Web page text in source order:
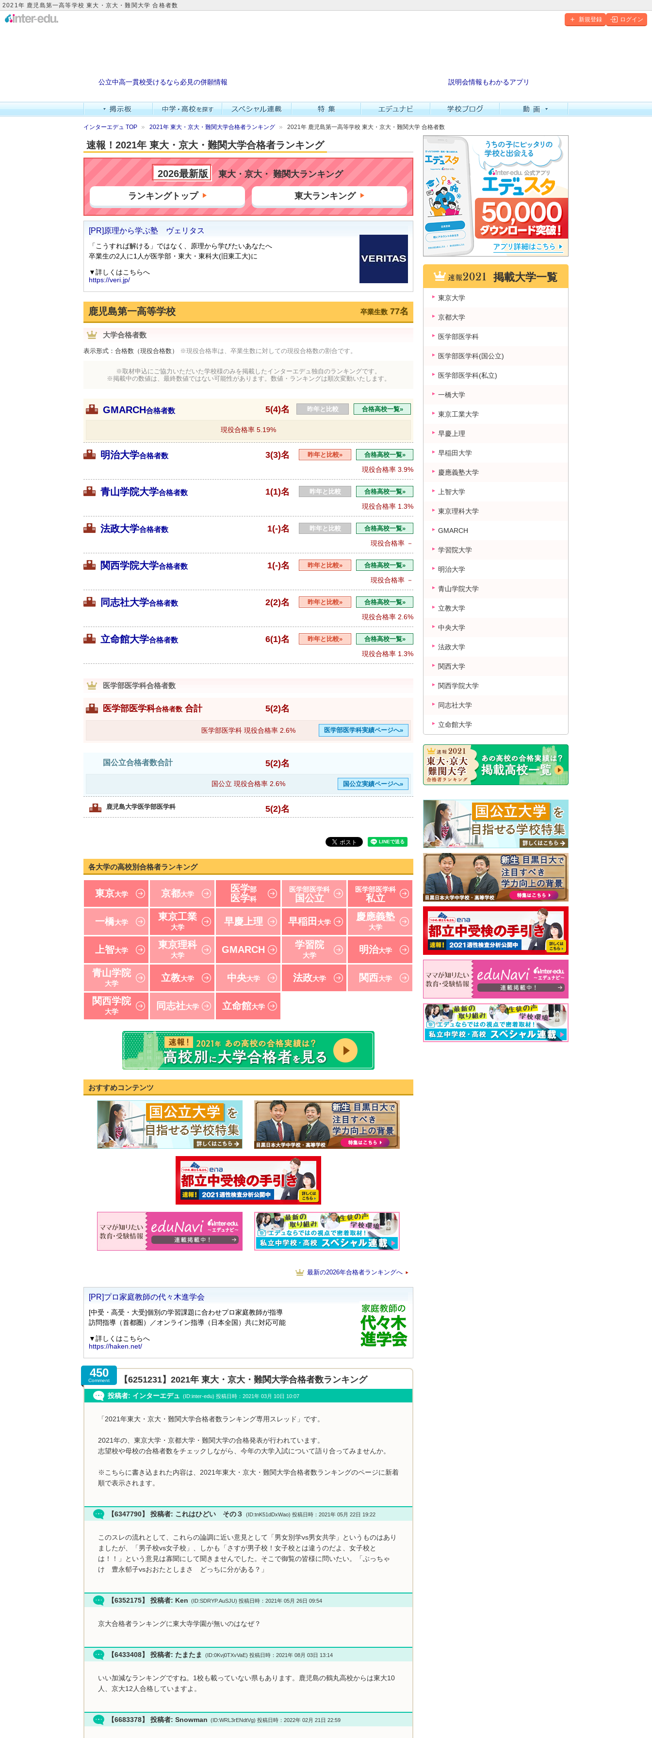
2021年 鹿児島第一高等学校 東大・京大・難関大学 合格者数
新規登録 ログイン
公立中高一貫校受けるなら必見の併願情報 説明会情報もわかるアプリ
インターエデュ TOP 2021年 東大・京大・難関大学合格者ランキング 2021年 鹿児島第一高等学校 東大・京大・難関大学 合格者数
速報！2021年 東大・京大・難関大学合格者ランキング
2026最新版 東大・京大・ 難関大ランキング
ランキングトップ 東大ランキング
鹿児島第一高等学校 卒業生数 77名
大学合格者数
表示形式：合格数（現役合格数） ※現役合格率は、卒業生数に対しての現役合格数の割合です。
※取材申込にご協力いただいた学校様のみを掲載したインターエデュ独自のランキングです。
※掲載中の数値は、最終数値ではない可能性があります。数値・ランキングは順次変動いたします。
GMARCH合格者数 5(4)名 昨年と比較 合格高校一覧»
現役合格率 5.19%
明治大学合格者数 3(3)名 昨年と比較» 合格高校一覧»
現役合格率 3.9%
青山学院大学合格者数 1(1)名 昨年と比較 合格高校一覧»
現役合格率 1.3%
法政大学合格者数 1(-)名 昨年と比較 合格高校一覧»
現役合格率 －
関西学院大学合格者数 1(-)名 昨年と比較» 合格高校一覧»
現役合格率 －
同志社大学合格者数 2(2)名 昨年と比較» 合格高校一覧»
現役合格率 2.6%
立命館大学合格者数 6(1)名 昨年と比較» 合格高校一覧»
現役合格率 1.3%
医学部医学科合格者数
医学部医学科合格者数 合計 5(2)名
医学部医学科 現役合格率 2.6% 医学部医学科実績ページへ»
国公立合格者数合計 5(2)名
国公立 現役合格率 2.6% 国公立実績ページへ»
鹿児島大学医学部医学科 5(2)名
各大学の高校別合格者ランキング
東京大学 京都大学
医学部
医学科
医学部医学科
国公立
医学部医学科
私立
一橋大学
東京工業
大学
早慶上理 早稲田 大学
慶應義塾
大学
上智大学
東京理科
大学
GMARCH 学習院
大学
明治大学
青山学院
大学
立教大学 中央大学 法政大学 関西大学
関西学院
大学
同志社大学 立命館大学
速報！2021年 東大・京大・難関大学合格者ランキング あの高校の実績は？ 掲載高校一覧を見る
おすすめコンテンツ
最新の2026年合格者ランキングへ
450
Comment 【6251231】2021年 東大・京大・難関大学合格者数ランキング
投稿者: インターエデュ (ID:inter-edu) 投稿日時：2021年 03月 10日 10:07
「2021年東大・京大・難関大学合格者数ランキング専用スレッド」です。
2021年の、東京大学・京都大学・難関大学の合格発表が行われています。
志望校や母校の合格者数をチェックしながら、今年の大学入試について語り合ってみませんか。
※こちらに書き込まれた内容は、2021年東大・京大・難関大学合格者数ランキングのページに新着
順で表示されます。
【6347790】 投稿者: これはひどい その３ (ID:tnK51dDxWao) 投稿日時：2021年 05月 22日 19:22
このスレの流れとして、これらの論調に近い意見として「男女別学vs男女共学」というものはあり
ましたが、「男子校vs女子校」、しかも「さすが男子校！女子校とは違うのだよ、女子校と
は！！」という意見は寡聞にして聞きませんでした。そこで御覧の皆様に問いたい。「ぶっちゃ
け 豊永郁子vsおおたとしまさ どっちに分がある？」
【6352175】 投稿者: Ken (ID:SDRYP.AuSJU) 投稿日時：2021年 05月 26日 09:54
京大合格者ランキングに東大寺学園が無いのはなぜ？
【6433408】 投稿者: たまたま (ID:0Kvj0TXvVaE) 投稿日時：2021年 08月 03日 13:14
いい加減なランキングですね。1校も載っていない県もあります。鹿児島の鶴丸高校からは東大10
人、京大12人合格していますよ。
【6683378】 投稿者: Snowman (ID:WRL3rENdtVg) 投稿日時：2022年 02月 21日 22:59
掲載大学一覧
東京大学
京都大学
医学部医学科
医学部医学科(国公立)
医学部医学科(私立)
一橋大学
東京工業大学
早慶上理
早稲田大学
慶應義塾大学
上智大学
東京理科大学
GMARCH
学習院大学
明治大学
青山学院大学
立教大学
中央大学
法政大学
関西大学
関西学院大学
同志社大学
立命館大学